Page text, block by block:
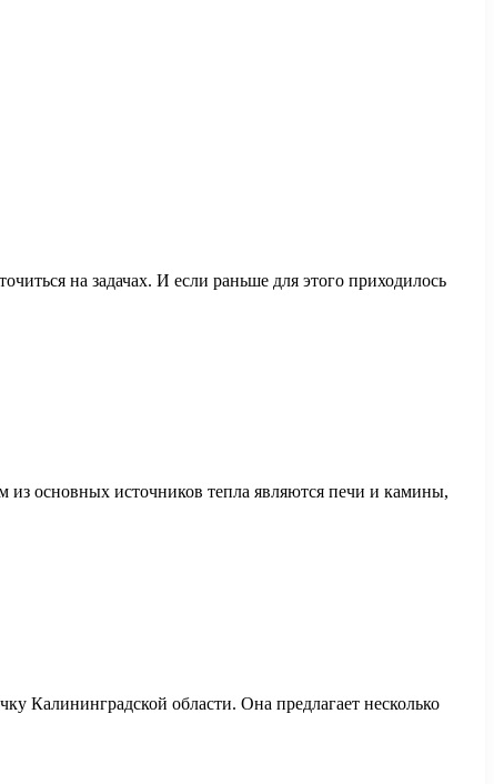
на задачах. И если раньше для этого приходилось
основных источников тепла являются печи и камины,
Калининградской области. Она предлагает несколько